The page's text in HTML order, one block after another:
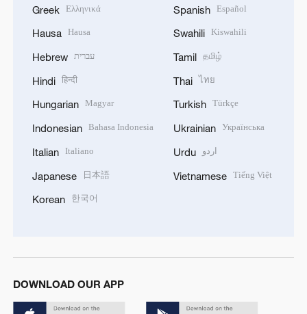
Greek Ελληνικά
Hausa Hausa
Hebrew עברית
Hindi हिन्दी
Hungarian Magyar
Indonesian Bahasa Indonesia
Italian Italiano
Japanese 日本語
Korean 한국어
Spanish Español
Swahili Kiswahili
Tamil தமிழ்
Thai ไทย
Turkish Türkçe
Ukrainian Українська
Urdu اردو
Vietnamese Tiếng Việt
DOWNLOAD OUR APP